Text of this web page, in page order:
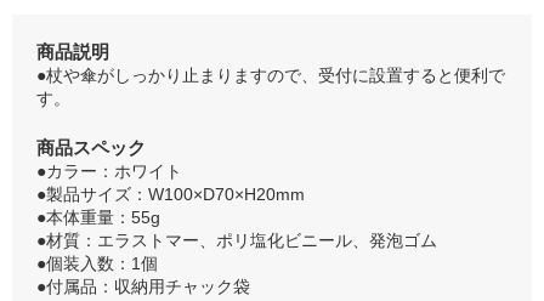
商品説明
●杖や傘がしっかり止まりますので、受付に設置すると便利で
す。
商品スペック
●カラー：ホワイト
●製品サイズ：W100×D70×H20mm
●本体重量：55g
●材質：エラストマー、ポリ塩化ビニール、発泡ゴム
●個装入数：1個
●付属品：収納用チャック袋